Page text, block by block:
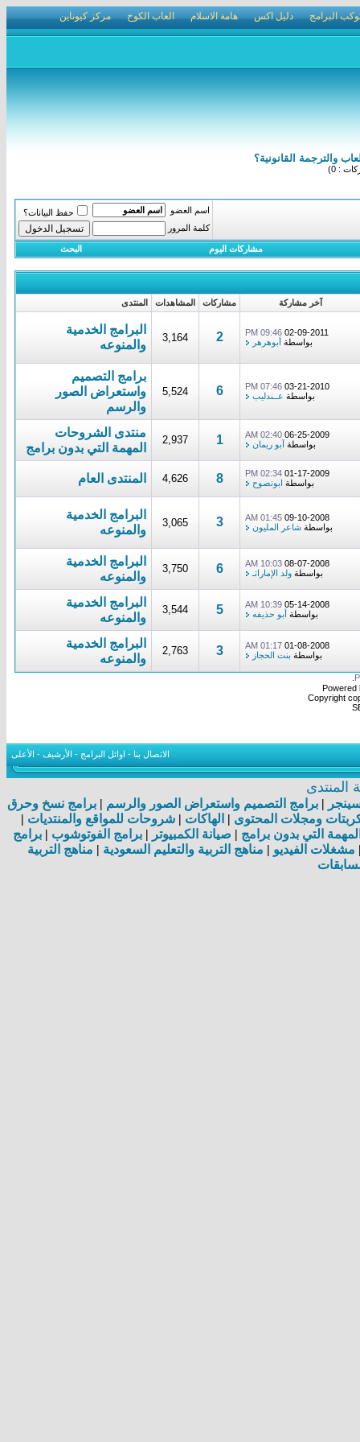
البرامج دليل اكس هامة الاسلام العاب الكوخ مركز كيوناين
والترجمة القانونية؟
: 0)
اسم العضو
حفظ البيانات؟
كلمة المرور
مشاركات اليوم البحث
آخر مشاركة مشاركات المشاهدات المنتدى
02-09-2011
09:46 PM
بواسطة أبوهرهر 2
3,164
البرامج الخدمية
والمنوعه
03-21-2010
07:46 PM
بواسطة عــندليب 6
5,524
برامج التصميم
واستعراض الصور
والرسم
06-25-2009
02:40 AM
بواسطة آبو ريمان 1
2,937
منتدى الشروحات
المهمة التي بدون برامج
01-17-2009
02:34 PM
بواسطة ابونصوح 8
4,626 المنتدى العام
09-10-2008
01:45 AM
بواسطة شاعر المليون 3
3,065
البرامج الخدمية
والمنوعه
08-07-2008
10:03 AM
بواسطة ولد الإماراتـ 6
3,750
البرامج الخدمية
والمنوعه
05-14-2008
10:39 AM
بواسطة أبو حذيفه 5
3,544
البرامج الخدمية
والمنوعه
01-08-2008
01:17 AM
بواسطة بنت الحجاز 3
2,763
البرامج الخدمية
والمنوعه
Powered
Copyright
الاتصال بنا - اوائل البرامج - الأرشيف - الأعلى
المنتدى
|برامج التصميم واستعراض الصور والرسم |برامج نسخ وحرق
ومجلات المحتوى | الهاكات |شروحات للمواقع والمنتديات |
التي بدون برامج | صيانة الكمبيوتر |برامج الفوتوشوب |برامج
مشغلات الفيديو | مناهج التربية والتعليم السعودية | مناهج التربية